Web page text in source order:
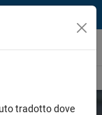
Hardware Support
tradotto dove